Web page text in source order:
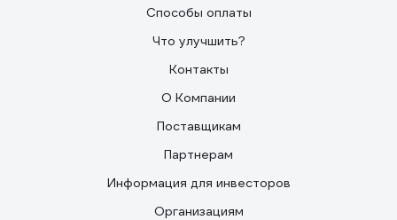
Способы оплаты
Что улучшить?
Контакты
О Компании
Поставщикам
Партнерам
Информация для инвесторов
Организациям